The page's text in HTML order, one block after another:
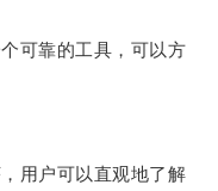
可靠的工具，可以方
用户可以直观地了解